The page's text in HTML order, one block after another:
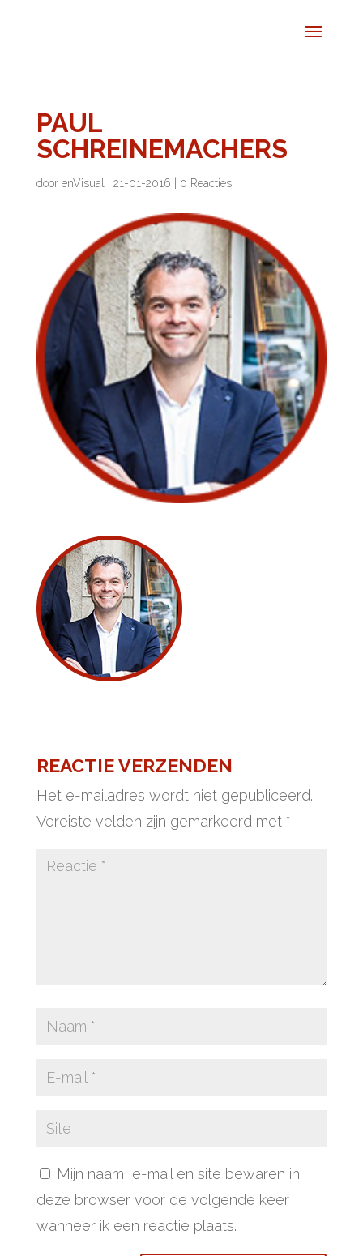
PAUL
SCHREINEMACHERS
door enVisual 21-01-2016 0 Reacties
REACTIE VERZENDEN
Het e-mailadres wordt niet gepubliceerd.
Vereiste velden zijn gemarkeerd met *
Mijn naam, e-mail en site bewaren in
deze browser voor de volgende keer
wanneer ik een reactie plaats.